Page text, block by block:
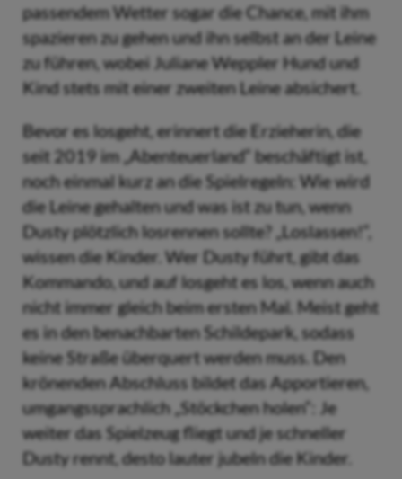
passendem Wetter sogar die Chance, mit ihm
spazieren zu gehen und ihn selbst an der Leine
zu führen, wobei Juliane Weppler Hund und
Kind stets mit einer zweiten Leine absichert.
Bevor es losgeht, erinnert die Erzieherin, die
seit 2019 im „Abenteuerland“ beschäftigt ist,
noch einmal kurz an die Spielregeln: Wie wird
die Leine gehalten und was ist zu tun, wenn
Dusty plötzlich losrennen sollte? „Loslassen!“,
wissen die Kinder. Wer Dusty führt, gibt das
Kommando, und auf losgeht es los, wenn auch
nicht immer gleich beim ersten Mal. Meist geht
es in den benachbarten Schildepark, sodass
keine Straße überquert werden muss. Den
krönenden Abschluss bildet das Apportieren,
umgangssprachlich „Stöckchen holen“: Je
weiter das Spielzeug fliegt und je schneller
Dusty rennt, desto lauter jubeln die Kinder.